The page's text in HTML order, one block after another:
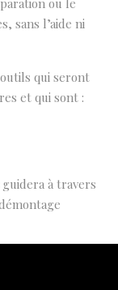
ou le
sans l’aide ni
qui seront
et qui sont :
à travers